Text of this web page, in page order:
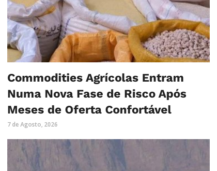
Commodities Agrícolas Entram
Numa Nova Fase de Risco Após
Meses de Oferta Confortável
7 de Agosto, 2026